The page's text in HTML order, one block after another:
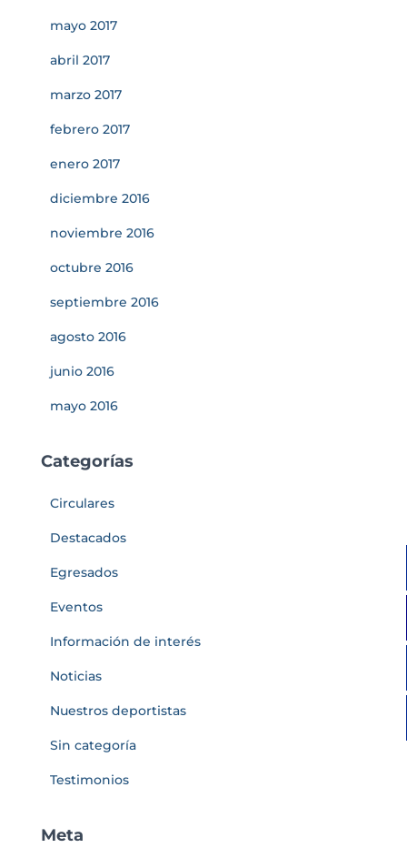
mayo 2017
abril 2017
marzo 2017
febrero 2017
enero 2017
diciembre 2016
noviembre 2016
octubre 2016
septiembre 2016
agosto 2016
junio 2016
mayo 2016
Categorías
Circulares
Destacados
Egresados
Eventos
Información de interés
Noticias
Nuestros deportistas
Sin categoría
Testimonios
Meta